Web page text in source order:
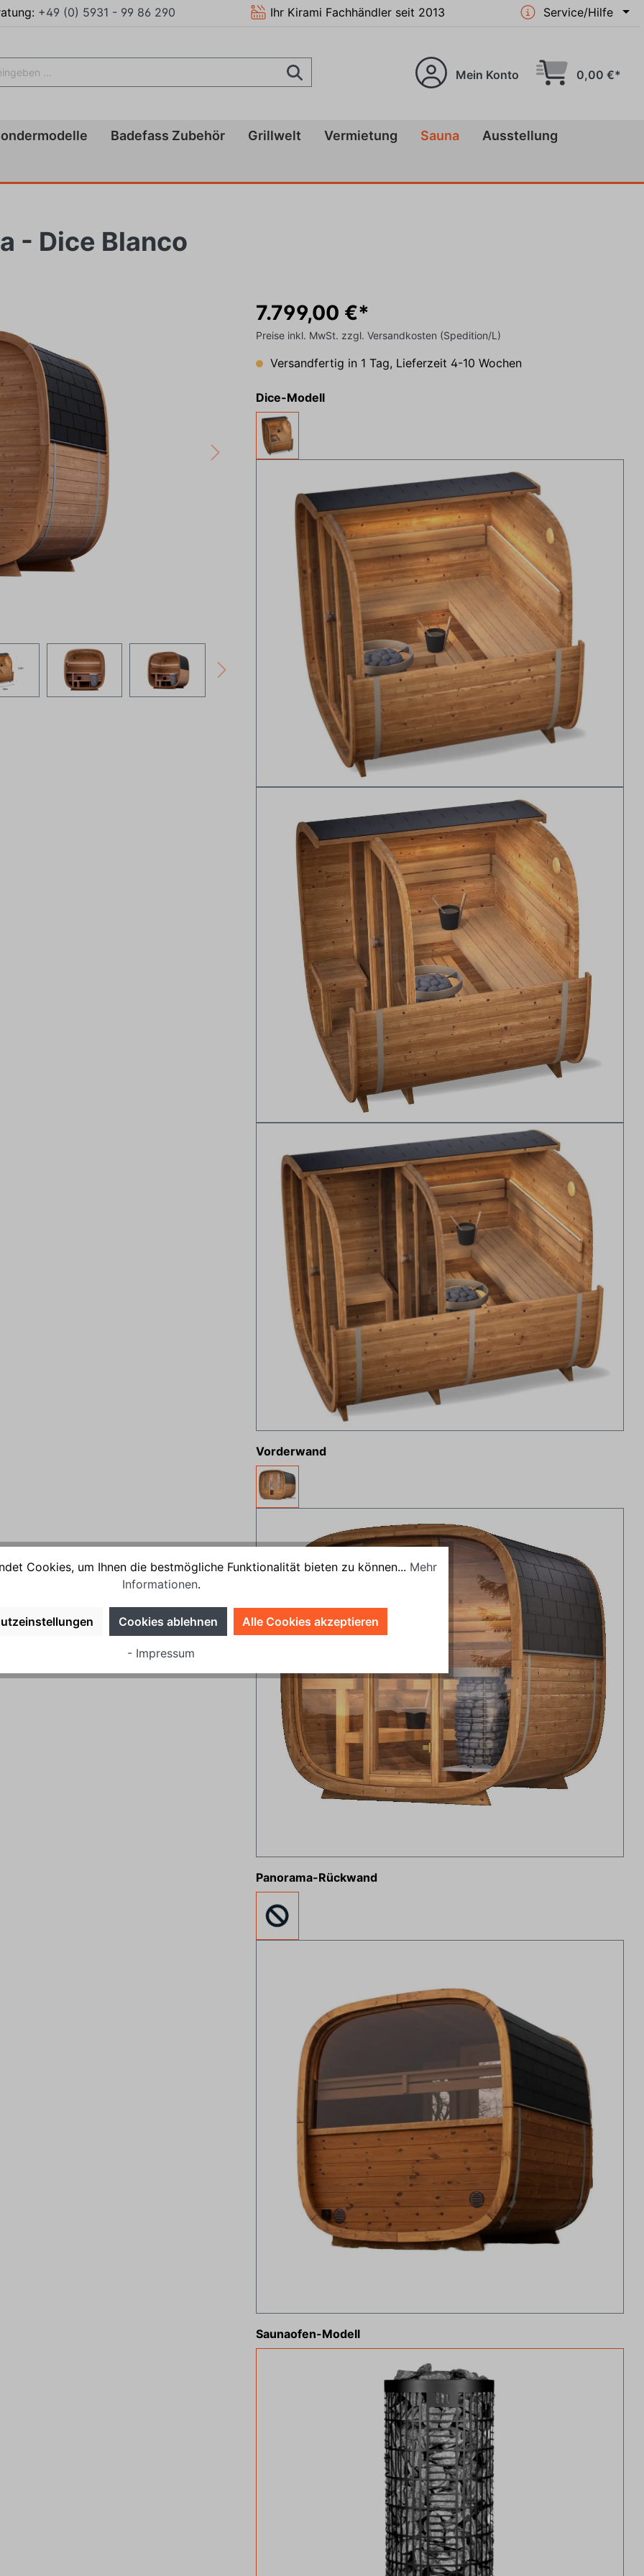
+49 (0) 5931 - 99 86 290 Ihr Kirami Fachhändler seit 2013 Service/Hilfe
Mein Konto 0,00 €*
Badefass Zubehör Grillwelt Vermietung Sauna Ausstellung
- Dice Blanco
7.799,00 €*
Preise inkl. MwSt. zzgl. Versandkosten (Spedition/L)
Versandfertig in 1 Tag, Lieferzeit 4-10 Wochen
Dice-Modell
Vorderwand
Panorama-Rückwand
Saunaofen-Modell
Cookies, um Ihnen die bestmögliche Funktionalität bieten zu können... Mehr
Informationen.
Cookies ablehnen Alle Cookies akzeptieren
- Impressum